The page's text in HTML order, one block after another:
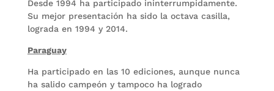
Desde 1994 ha participado ininterrumpidamente.
Su mejor presentación ha sido la octava casilla,
lograda en 1994 y 2014.
Paraguay
Ha participado en las 10 ediciones, aunque nunca
ha salido campeón y tampoco ha logrado